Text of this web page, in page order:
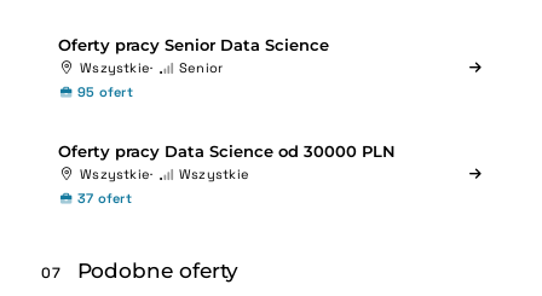
Oferty pracy Senior Data Science
Wszystkie
Senior
95 ofert
Oferty pracy Data Science od 30000 PLN
Wszystkie
Wszystkie
37 ofert
07 Podobne oferty